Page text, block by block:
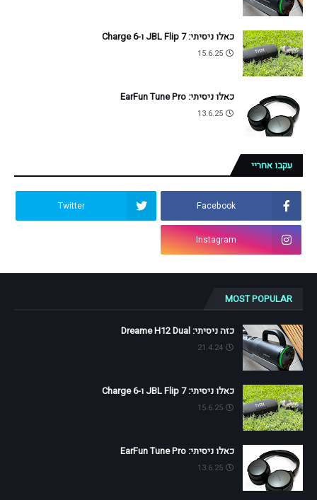
כאלו ניסיתי: JBL Flip 7 ו-Charge 6
15.6.25
כאלו ניסיתי: EarFun Tune Pro
13.6.25
עקבו אחריי
Facebook
Twitter
Instagram
MOST POPULAR
כזה ניסיתי: Dreame H12 Dual
21.4.24
כאלו ניסיתי: JBL Flip 7 ו-Charge 6
15.6.25
כאלו ניסיתי: EarFun Tune Pro
13.6.25